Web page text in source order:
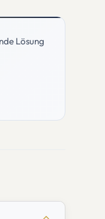
Lösung